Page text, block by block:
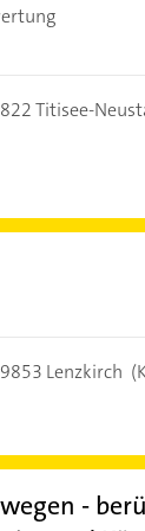
Titisee-
Lenzkirch
-